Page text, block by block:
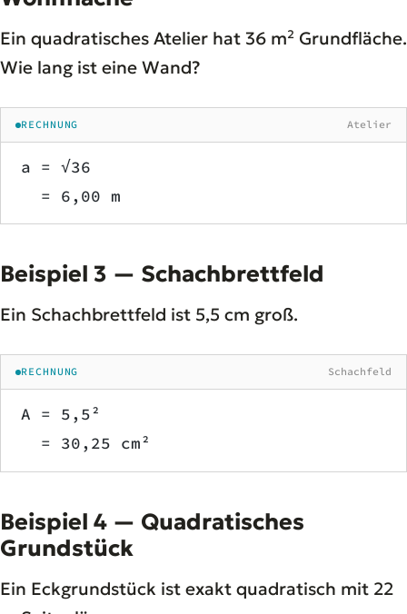
Ein quadratisches Atelier hat 36 m² Grundfläche.
Wie lang ist eine Wand?
RECHNUNG Atelier
a = √36
  = 6,00 m
Beispiel 3 — Schachbrettfeld
Ein Schachbrettfeld ist 5,5 cm groß.
RECHNUNG Schachfeld
A = 5,5²
  = 30,25 cm²
Beispiel 4 — Quadratisches
Grundstück
Ein Eckgrundstück ist exakt quadratisch mit 22